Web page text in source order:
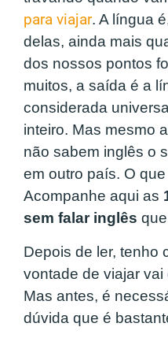
para viajar. A língua
delas, ainda mais
dos nossos pontos
muitos, a saída é a
considerada
inteiro. Mas mesmo
não sabem inglês o
em outro país. O
Acompanhe aqui as
sem falar inglês
Depois de ler, tenho
vontade de viajar
Mas antes, é
dúvida que é